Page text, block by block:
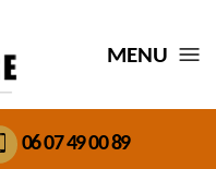
MENU
06 07 49 00 89